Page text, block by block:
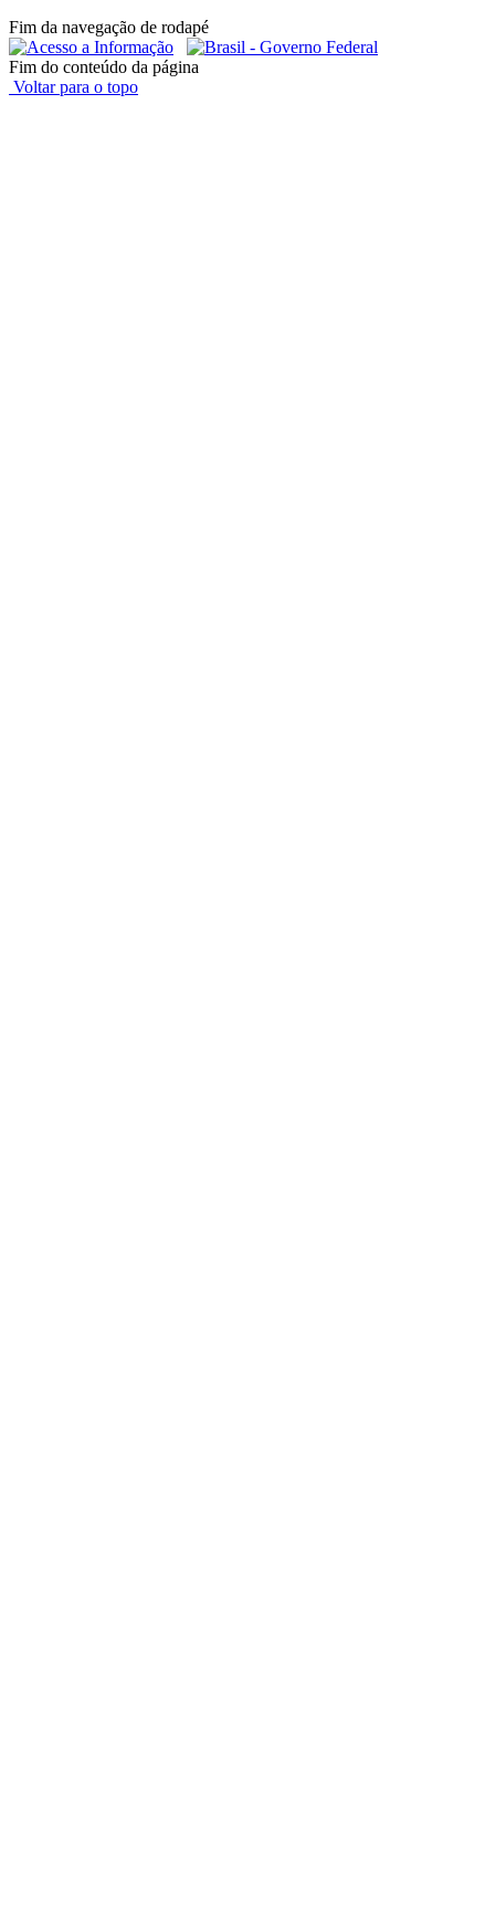
Fim da navegação de rodapé
Fim do conteúdo da página
Voltar para o topo